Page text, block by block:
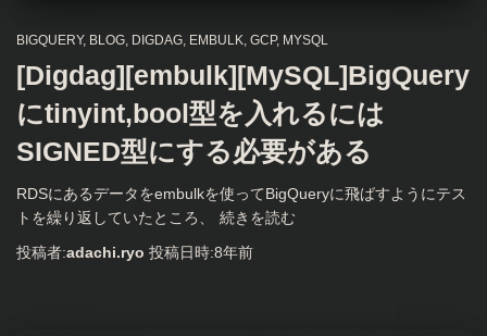
BIGQUERY BLOG DIGDAG EMBULK GCP MYSQL
[Digdag][embulk][MySQL]BigQuery
にtinyint,bool型を入れるには
SIGNED型にする必要がある
RDSにあるデータをembulkを使ってBigQueryに飛ばすようにテス
トを繰り返していたところ、
続きを読む
投稿者:adachi.ryo 投稿日時:8年前